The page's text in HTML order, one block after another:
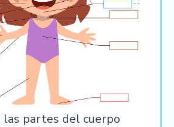
las partes del cuerpo